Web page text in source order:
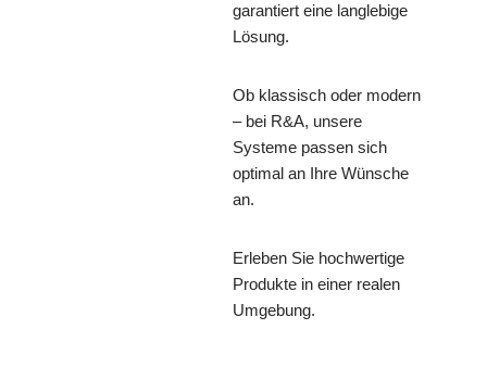
garantiert eine langlebige
Lösung.
Ob klassisch oder modern
– bei R&A, unsere
Systeme passen sich
optimal an Ihre Wünsche
an.
Erleben Sie hochwertige
Produkte in einer realen
Umgebung.